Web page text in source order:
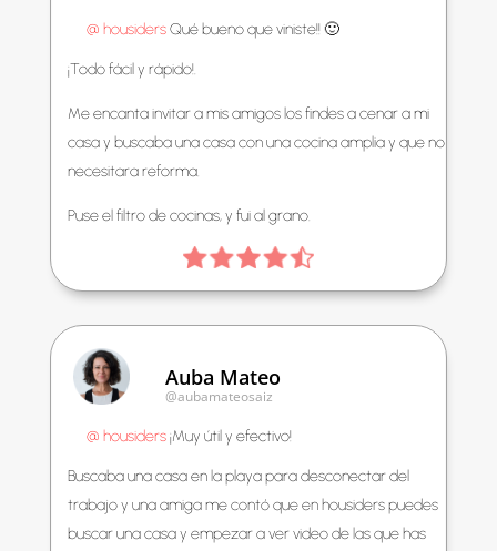
@ housidersQué bueno que viniste!! 🙂
¡Todo fácil y rápido!.
Me encanta invitar a mis amigos los findes a cenar a mi
casa y buscaba una casa con una cocina amplia y que no
necesitara reforma.
Puse el filtro de cocinas, y fui al grano.
Auba Mateo
@aubamateosaiz
@ housiders¡Muy útil y efectivo!
Buscaba una casa en la playa para desconectar del
trabajo y una amiga me contó que en housiders puedes
buscar una casa y empezar a ver video de las que has